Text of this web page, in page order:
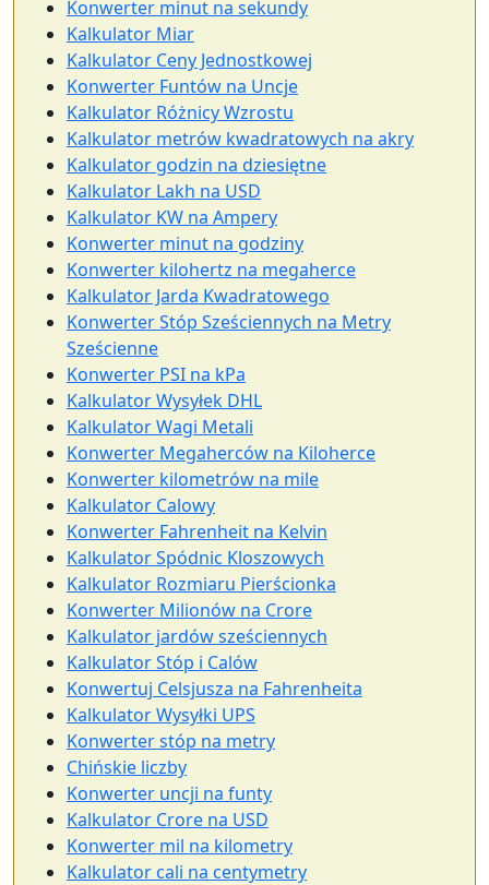
Konwerter minut na sekundy
Kalkulator Miar
Kalkulator Ceny Jednostkowej
Konwerter Funtów na Uncje
Kalkulator Różnicy Wzrostu
Kalkulator metrów kwadratowych na akry
Kalkulator godzin na dziesiętne
Kalkulator Lakh na USD
Kalkulator KW na Ampery
Konwerter minut na godziny
Konwerter kilohertz na megaherce
Kalkulator Jarda Kwadratowego
Konwerter Stóp Sześciennych na Metry
Sześcienne
Konwerter PSI na kPa
Kalkulator Wysyłek DHL
Kalkulator Wagi Metali
Konwerter Megaherców na Kiloherce
Konwerter kilometrów na mile
Kalkulator Calowy
Konwerter Fahrenheit na Kelvin
Kalkulator Spódnic Kloszowych
Kalkulator Rozmiaru Pierścionka
Konwerter Milionów na Crore
Kalkulator jardów sześciennych
Kalkulator Stóp i Calów
Konwertuj Celsjusza na Fahrenheita
Kalkulator Wysyłki UPS
Konwerter stóp na metry
Chińskie liczby
Konwerter uncji na funty
Kalkulator Crore na USD
Konwerter mil na kilometry
Kalkulator cali na centymetry